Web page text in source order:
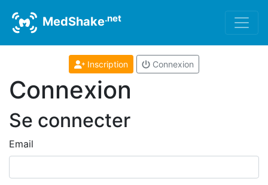
MedShake.net
Inscription Connexion
Connexion
Se connecter
Email